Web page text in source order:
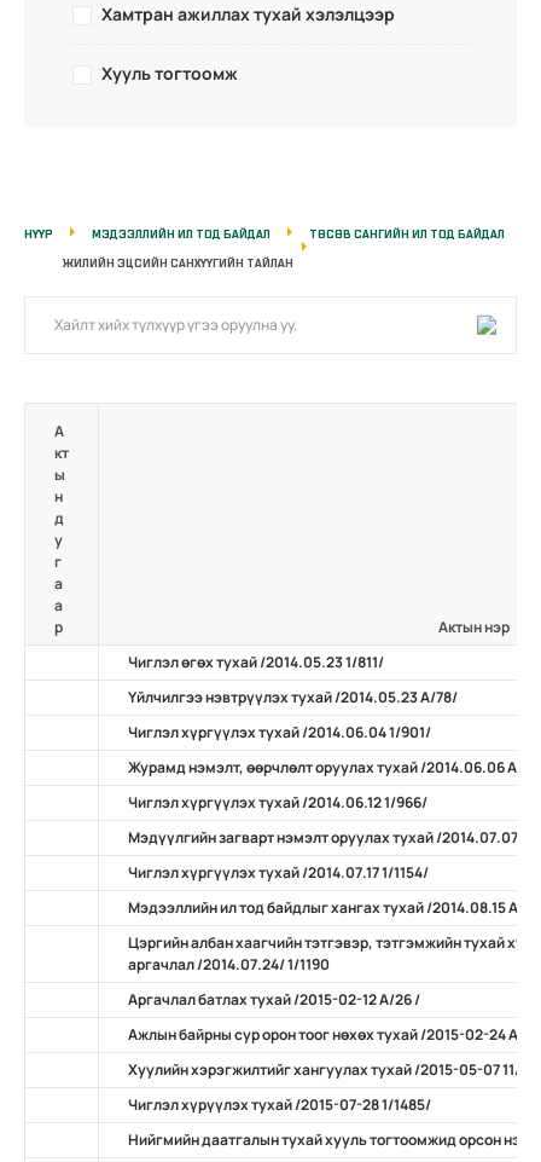
Хамтран ажиллах тухай хэлэлцээр
Хууль тогтоомж
НҮҮР МЭДЭЭЛЛИЙН ИЛ ТОД БАЙДАЛ
ТӨСӨВ САНГИЙН ИЛ ТОД БАЙДАЛ
ЖИЛИЙН ЭЦСИЙН САНХҮҮГИЙН ТАЙЛАН
А
кт
ы
н
д
у
г
а
а
р
Актын нэр
Чиглэл өгөх тухай /2014.05.23 1/811/
Үйлчилгээ нэвтрүүлэх тухай /2014.05.23 А/78/
Чиглэл хүргүүлэх тухай /2014.06.04 1/901/
Журамд нэмэлт, өөрчлөлт оруулах тухай /2014.06.06 А/
Чиглэл хүргүүлэх тухай /2014.06.12 1/966/
Мэдүүлгийн загварт нэмэлт оруулах тухай /2014.07.07
Чиглэл хүргүүлэх тухай /2014.07.17 1/1154/
Мэдээллийн ил тод байдлыг хангах тухай /2014.08.15 А/
Цэргийн албан хаагчийн тэтгэвэр, тэтгэмжийн тухай
аргачлал /2014.07.24/ 1/1190
Аргачлал батлах тухай /2015-02-12 А/26 /
Ажлын байрны сур орон тоог нөхөх тухай /2015-02-24 А/
Хуулийн хэрэгжилтийг хангуулах тухай /2015-05-07 11/
Чиглэл хүрүүлэх тухай /2015-07-28 1/1485/
Нийгмийн даатгалын тухай хууль тогтоомжид орсон